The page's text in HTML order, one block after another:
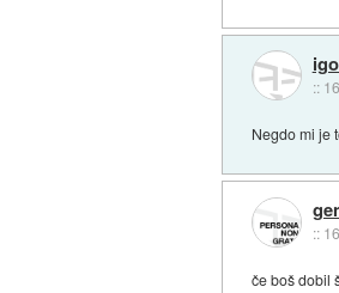
::
Negdo mi je
::
če boš dobil